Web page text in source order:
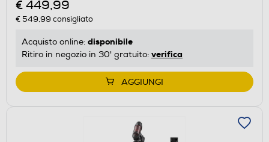
€ 449,99
€ 549,99 consigliato
Acquisto online: disponibile
Ritiro in negozio in 30' gratuito: verifica
AGGIUNGI